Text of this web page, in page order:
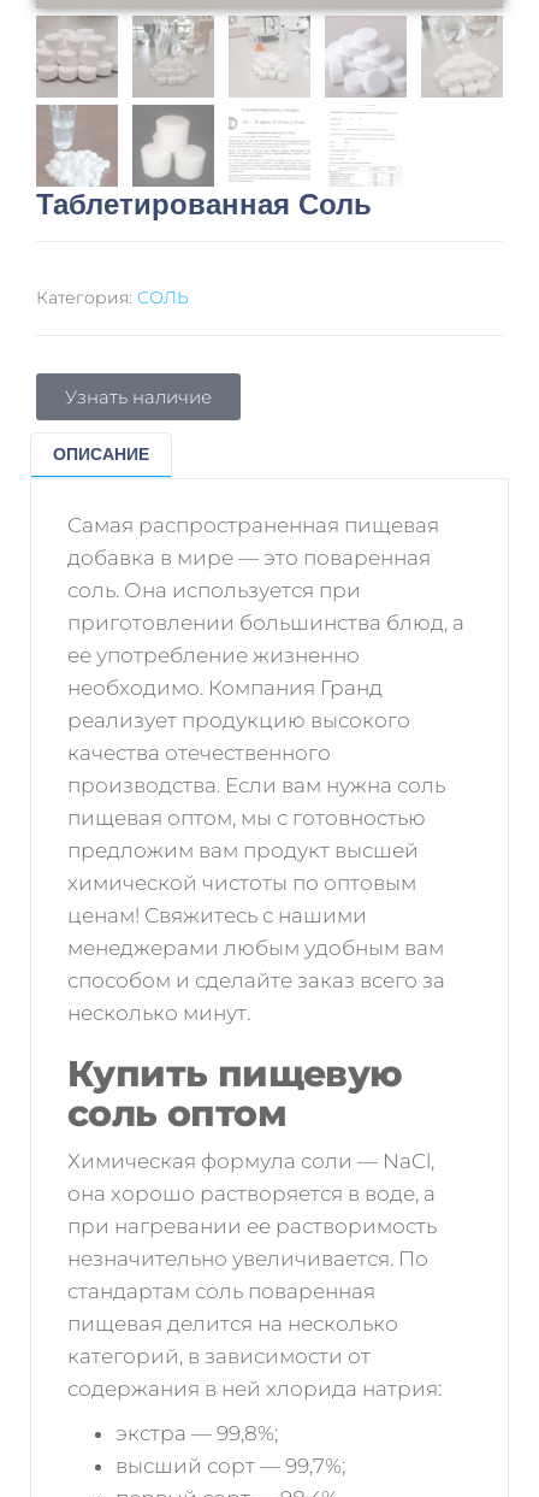
Таблетированная Соль
Категория: СОЛЬ
Узнать наличие
ОПИСАНИЕ
Самая распространенная пищевая
добавка в мире — это поваренная
соль. Она используется при
приготовлении большинства блюд, а
ее употребление жизненно
необходимо. Компания Гранд
реализует продукцию высокого
качества отечественного
производства. Если вам нужна соль
пищевая оптом, мы с готовностью
предложим вам продукт высшей
химической чистоты по оптовым
ценам! Свяжитесь с нашими
менеджерами любым удобным вам
способом и сделайте заказ всего за
несколько минут.
Купить пищевую
соль оптом
Химическая формула соли — NaCl,
она хорошо растворяется в воде, а
при нагревании ее растворимость
незначительно увеличивается. По
стандартам соль поваренная
пищевая делится на несколько
категорий, в зависимости от
содержания в ней хлорида натрия:
экстра — 99,8%;
высший сорт — 99,7%;